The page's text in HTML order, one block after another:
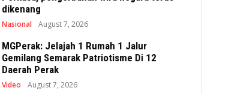
dikenang
Nasional August 7, 2026
MGPerak: Jelajah 1 Rumah 1 Jalur
Gemilang Semarak Patriotisme Di 12
Daerah Perak
Video August 7, 2026